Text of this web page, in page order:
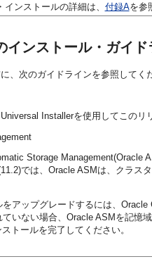
ンストールの詳細は、 付録Aを参
インストール・ガイ
、 次のガイドラインを参照してく
Installerを使用してこの
Storage Management(Oracle
では、Oracle ASMは、クラス
アップグレードするには、
いない場合、Oracle ASMを記憶
トールを完了してください。